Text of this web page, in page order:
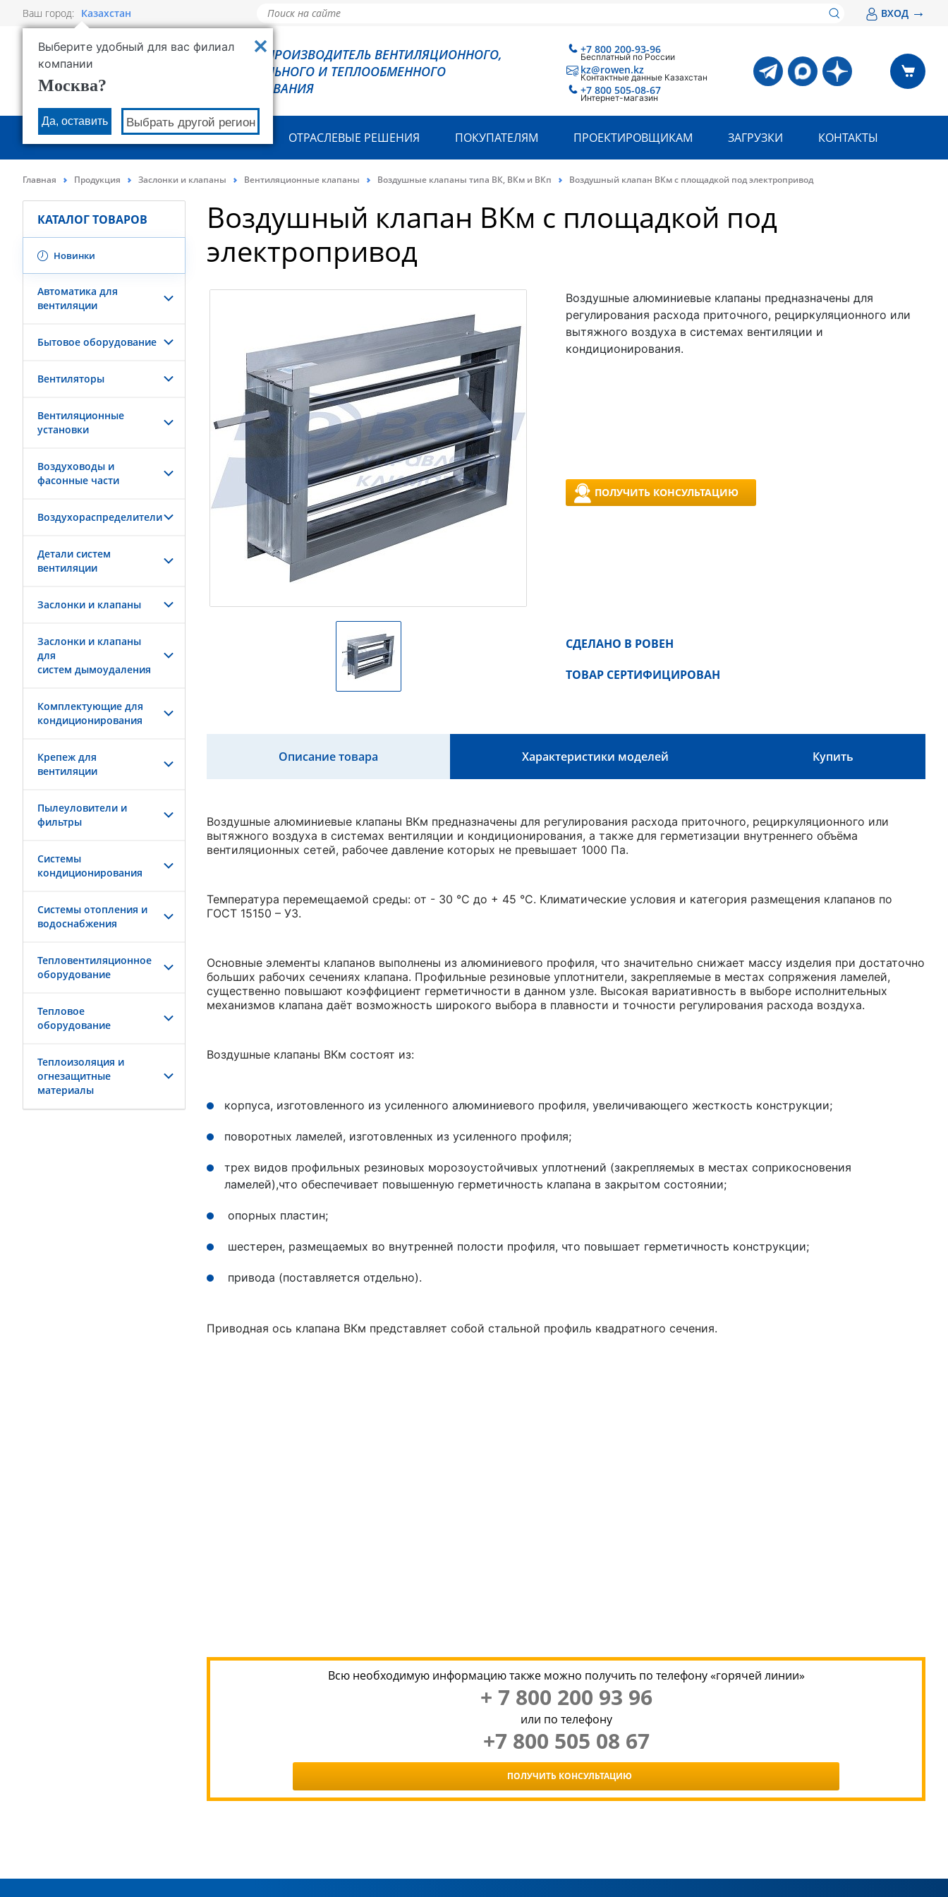
Ваш город: Казахстан
Выберите удобный для вас филиал
компании
Москва?
Да, оставить Выбрать другой регион
ВХОД →
РОВЕН - ПРОИЗВОДИТЕЛЬ ВЕНТИЛЯЦИОННОГО,
ХОЛОДИЛЬНОГО И ТЕПЛООБМЕННОГО
ОБОРУДОВАНИЯ
+7 800 200-93-96
Бесплатный по России
+7 800 505-08-67
Интернет-магазин
kz@rowen.kz
Контактные данные Казахстан
О КОМПАНИИ ПРОДУКЦИЯ ОТРАСЛЕВЫЕ РЕШЕНИЯ ПОКУПАТЕЛЯМ ПРОЕКТИРОВЩИКАМ ЗАГРУЗКИ КОНТАКТЫ
Главная Продукция Заслонки и клапаны Вентиляционные клапаны Воздушные клапаны типа ВК, ВКм и ВКп Воздушный клапан ВКм с площадкой под электропривод
КАТАЛОГ ТОВАРОВ
Новинки
Автоматика для
вентиляции
Бытовое оборудование
Вентиляторы
Вентиляционные
установки
Воздуховоды и
фасонные части
Воздухораспределители
Детали систем
вентиляции
Заслонки и клапаны
Заслонки и клапаны
для
систем дымоудаления
Комплектующие для
кондиционирования
Крепеж для
вентиляции
Пылеуловители и
фильтры
Системы
кондиционирования
Системы отопления и
водоснабжения
Тепловентиляционное
оборудование
Тепловое
оборудование
Теплоизоляция и
огнезащитные
материалы
Воздушный клапан ВКм с площадкой под
электропривод
Воздушные алюминиевые клапаны предназначены для
регулирования расхода приточного, рециркуляционного или
вытяжного воздуха в системах вентиляции и
кондиционирования.
ПОЛУЧИТЬ КОНСУЛЬТАЦИЮ
СДЕЛАНО В РОВЕН
ТОВАР СЕРТИФИЦИРОВАН
Описание товара Характеристики моделей Купить
Воздушные алюминиевые клапаны ВКм предназначены для регулирования расхода приточного, рециркуляционного или
вытяжного воздуха в системах вентиляции и кондиционирования, а также для герметизации внутреннего объёма
вентиляционных сетей, рабочее давление которых не превышает 1000 Па.
Температура перемещаемой среды: от - 30 °С до + 45 °С. Климатические условия и категория размещения клапанов по
ГОСТ 15150 – У3.
Основные элементы клапанов выполнены из алюминиевого профиля, что значительно снижает массу изделия при достаточно
больших рабочих сечениях клапана. Профильные резиновые уплотнители, закрепляемые в местах сопряжения ламелей,
существенно повышают коэффициент герметичности в данном узле. Высокая вариативность в выборе исполнительных
механизмов клапана даёт возможность широкого выбора в плавности и точности регулирования расхода воздуха.
Воздушные клапаны ВКм состоят из:
корпуса, изготовленного из усиленного алюминиевого профиля, увеличивающего жесткость конструкции;
поворотных ламелей, изготовленных из усиленного профиля;
трех видов профильных резиновых морозоустойчивых уплотнений (закрепляемых в местах соприкосновения
ламелей),что обеспечивает повышенную герметичность клапана в закрытом состоянии;
опорных пластин;
шестерен, размещаемых во внутренней полости профиля, что повышает герметичность конструкции;
привода (поставляется отдельно).
Приводная ось клапана ВКм представляет собой стальной профиль квадратного сечения.
Всю необходимую информацию также можно получить по телефону «горячей линии»
+ 7 800 200 93 96
или по телефону
+7 800 505 08 67
ПОЛУЧИТЬ КОНСУЛЬТАЦИЮ